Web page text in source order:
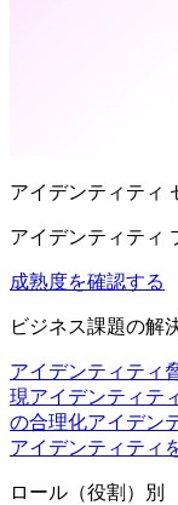
アイデンティティ
アイデンティティ
成熟度を確認する
ビジネス課題の解
アイデンティティ
現アイデンティテ
の合理化アイデン
アイデンティティ
ロール（役割）別